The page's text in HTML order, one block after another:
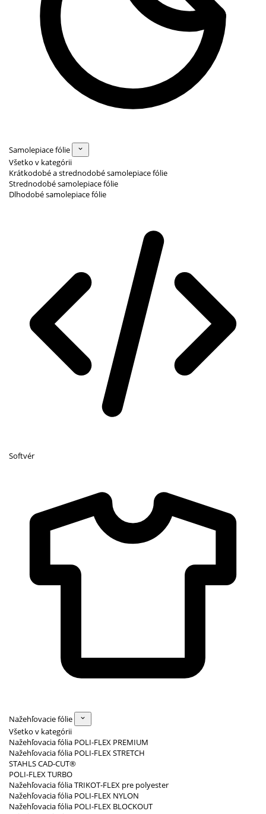
Samolepiace fólie
Všetko v kategórii
Krátkodobé a strednodobé samolepiace fólie
Strednodobé samolepiace fólie
Dlhodobé samolepiace fólie
Softvér
Nažehľovacie fólie
Všetko v kategórii
Nažehľovacia fólia POLI-FLEX PREMIUM
Nažehľovacia fólia POLI-FLEX STRETCH
STAHLS CAD-CUT®
POLI-FLEX TURBO
Nažehľovacia fólia TRIKOT-FLEX pre polyester
Nažehľovacia fólia POLI-FLEX NYLON
Nažehľovacia fólia POLI-FLEX BLOCKOUT